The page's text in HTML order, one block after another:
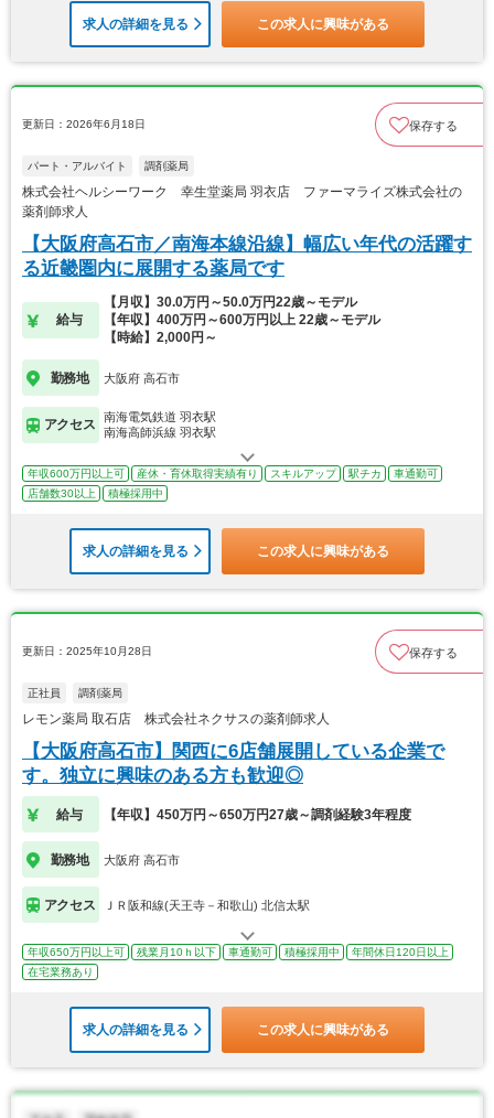
求人の詳細を見る この求人に興味がある
更新日：2026年6月18日 保存する
パート・アルバイト 調剤薬局
株式会社ヘルシーワーク 幸生堂薬局 羽衣店 ファーマライズ株式会社の
薬剤師求人
【大阪府高石市／南海本線沿線】幅広い年代の活躍す
る近畿圏内に展開する薬局です
給与
【月収】30.0万円～50.0万円22歳～モデル
【年収】400万円～600万円以上 22歳～モデル
【時給】2,000円～
勤務地 大阪府 高石市
アクセス
南海電気鉄道 羽衣駅
南海高師浜線 羽衣駅
年収600万円以上可 産休・育休取得実績有り スキルアップ 駅チカ
車通勤可
店舗数30以上
積極採用中
求人の詳細を見る この求人に興味がある
更新日：2025年10月28日 保存する
正社員 調剤薬局
レモン薬局 取石店 株式会社ネクサスの薬剤師求人
【大阪府高石市】関西に6店舗展開している企業で
す。独立に興味のある方も歓迎◎
給与 【年収】450万円～650万円27歳～調剤経験3年程度
勤務地 大阪府 高石市
アクセス ＪＲ阪和線(天王寺－和歌山) 北信太駅
年収650万円以上可 残業月10ｈ以下 車通勤可 積極採用中
年間休日120日以上
在宅業務あり
求人の詳細を見る この求人に興味がある